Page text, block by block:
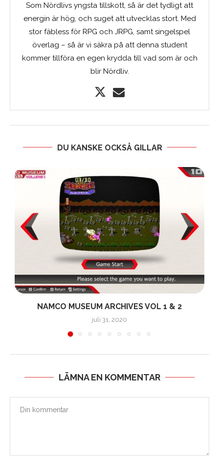
Som Nördlivs yngsta tillskott, så är det tydligt att
energin är hög, och suget att utvecklas stort. Med
stor fäbless för RPG och JRPG, samt singelspel
överlag – så är vi säkra på att denna student
kommer tillföra en egen krydda till vad som är och
blir Nördliv.
DU KANSKE OCKSÅ GILLAR
NAMCO MUSEUM ARCHIVES VOL 1 & 2
juli 31, 2020
LÄMNA EN KOMMENTAR